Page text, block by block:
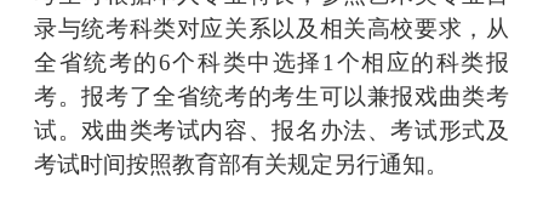
录与统考科类对应关系以及相关高校要求，从
全省统考的6个科类中选择1个相应的科类报
考。报考了全省统考的考生可以兼报戏曲类考
试。戏曲类考试内容、报名办法、考试形式及
考试时间按照教育部有关规定另行通知。